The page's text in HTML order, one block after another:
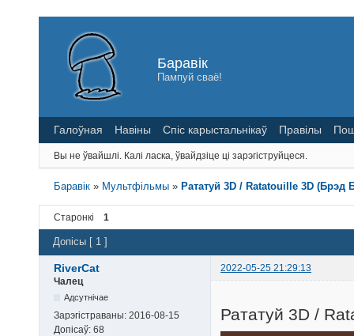
Баравік
Пампуй сваё!
Галоўная Навіны Спіс карыстальнікаў Правілы
Вы не ўвайшлі. Калі ласка, ўвайдзіце ці зарэгіструйцеся.
Баравік » Мультфільмы » Рататуй 3D / Ratatouille 3D
Старонкі 1
Допісы [ 1 ]
RiverCat
2022-05-25 21:29:13
Чалец
Адсутнічае
Зарэгістраваны: 2016-08-15
Допісаў: 68
Рататуй 3D /